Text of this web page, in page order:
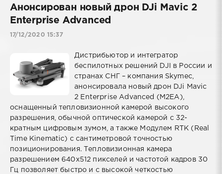
Анонсирован новый дрон DJi Mavic 2
Enterprise Advanced
17/12/2020 15:37
Дистрибьютор и интегратор
беспилотных решений DJI в России и
странах СНГ – компания Skymec,
анонсировала новый дрон DJi Mavic
2 Enterprise Advanced (M2EA),
оснащенный тепловизионной камерой высокого
разрешения, обычной оптической камерой с 32-
кратным цифровым зумом, а также Модулем RTK (Real
Time Kinematic) с сантиметровой точностью
позиционирования. Тепловизионная камера
разрешением 640х512 пикселей и частотой кадров 30
Гц позволяет быстро и с высокой четкостью